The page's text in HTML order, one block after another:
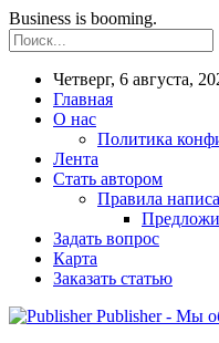
Business is booming.
Четверг, 6 августа,
Главная
О нас
Политика
Лента
Стать автором
Правила
Задать вопрос
Карта
Заказать статью
Publisher - Мы